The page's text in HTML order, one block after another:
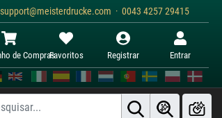
support@meisterdrucke.com · 0043 4257 29415
de ComprasFavoritos Registrar Entrar